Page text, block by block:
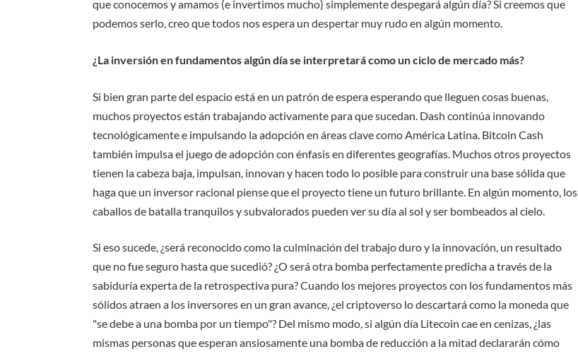
que conocemos y amamos (e invertimos mucho) simplemente despegará algún día? Si creemos que
podemos serlo, creo que todos nos espera un despertar muy rudo en algún momento.
¿La inversión en fundamentos algún día se interpretará como un ciclo de mercado más?
Si bien gran parte del espacio está en un patrón de espera esperando que lleguen cosas buenas,
muchos proyectos están trabajando activamente para que sucedan. Dash continúa innovando
tecnológicamente e impulsando la adopción en áreas clave como América Latina. Bitcoin Cash
también impulsa el juego de adopción con énfasis en diferentes geografías. Muchos otros proyectos
tienen la cabeza baja, impulsan, innovan y hacen todo lo posible para construir una base sólida que
haga que un inversor racional piense que el proyecto tiene un futuro brillante. En algún momento, los
caballos de batalla tranquilos y subvalorados pueden ver su día al sol y ser bombeados al cielo.
Si eso sucede, ¿será reconocido como la culminación del trabajo duro y la innovación, un resultado
que no fue seguro hasta que sucedió? ¿O será otra bomba perfectamente predicha a través de la
sabiduría experta de la retrospectiva pura? Cuando los mejores proyectos con los fundamentos más
sólidos atraen a los inversores en un gran avance, ¿el criptoverso lo descartará como la moneda que
"se debe a una bomba por un tiempo"? Del mismo modo, si algún día Litecoin cae en cenizas, ¿las
mismas personas que esperan ansiosamente una bomba de reducción a la mitad declararán cómo